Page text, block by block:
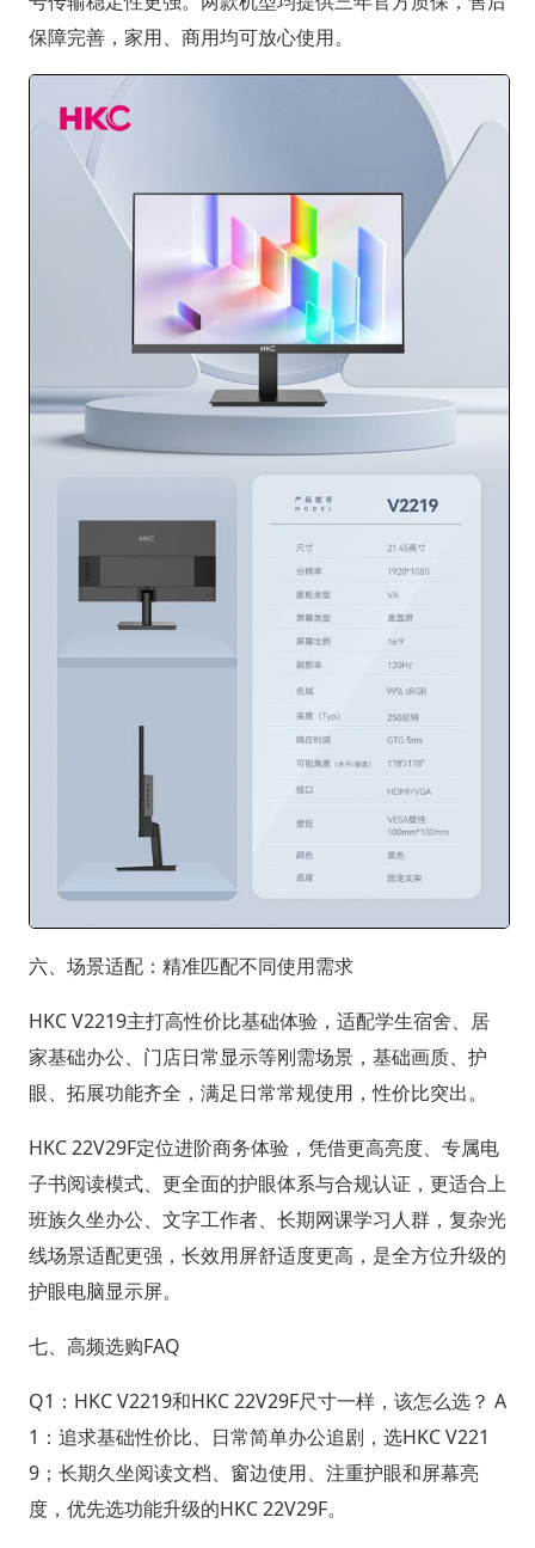
保障完善，家用、商用均可放心使用。
六、场景适配：精准匹配不同使用需求
HKC V2219主打高性价比基础体验，适配学生宿舍、居
家基础办公、门店日常显示等刚需场景，基础画质、护
眼、拓展功能齐全，满足日常常规使用，性价比突出。
HKC 22V29F定位进阶商务体验，凭借更高亮度、专属电
子书阅读模式、更全面的护眼体系与合规认证，更适合上
班族久坐办公、文字工作者、长期网课学习人群，复杂光
线场景适配更强，长效用屏舒适度更高，是全方位升级的
护眼电脑显示屏。
七、高频选购FAQ
Q1：HKC V2219和HKC 22V29F尺寸一样，该怎么选？ A
1：追求基础性价比、日常简单办公追剧，选HKC V221
9；长期久坐阅读文档、窗边使用、注重护眼和屏幕亮
度，优先选功能升级的HKC 22V29F。